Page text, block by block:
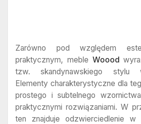
Zarówno pod względem
praktycznym, meble Woood
tzw. skandynawskiego stylu
Elementy charakterystyczne dla
prostego i subtelnego
praktycznymi rozwiązaniami. W
ten znajduje odzwierciedlenie w